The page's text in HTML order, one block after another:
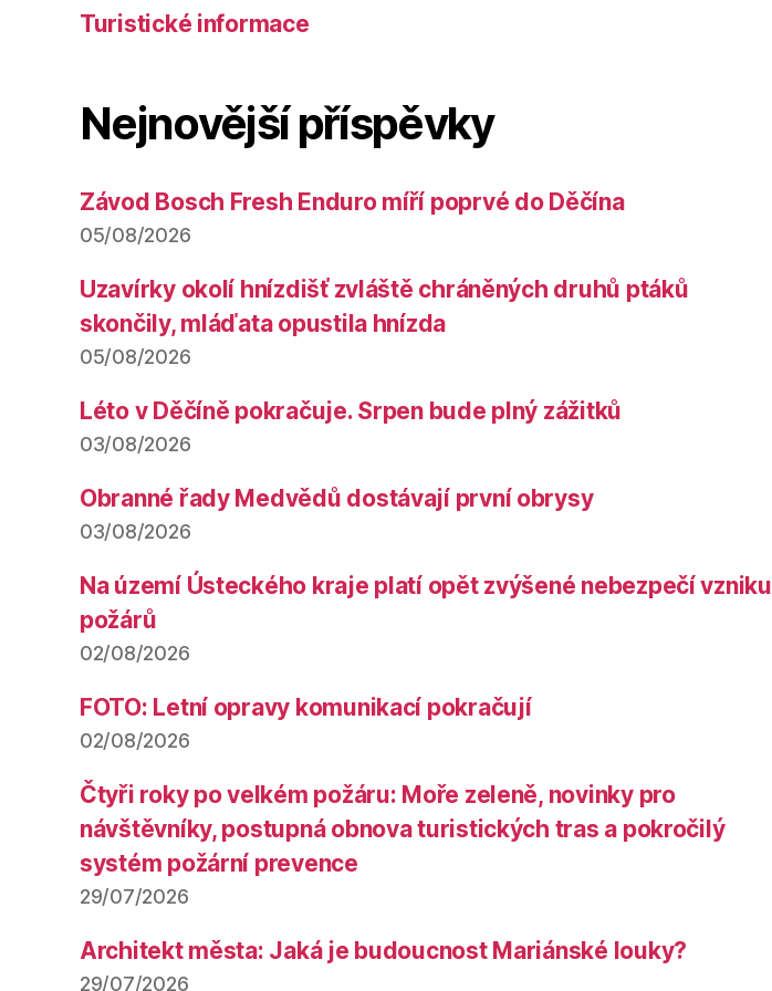
Turistické informace
Nejnovější příspěvky
Závod Bosch Fresh Enduro míří poprvé do Děčína
05/08/2026
Uzavírky okolí hnízdišť zvláště chráněných druhů ptáků
skončily, mláďata opustila hnízda
05/08/2026
Léto v Děčíně pokračuje. Srpen bude plný zážitků
03/08/2026
Obranné řady Medvědů dostávají první obrysy
03/08/2026
Na území Ústeckého kraje platí opět zvýšené nebezpečí vzniku
požárů
02/08/2026
FOTO: Letní opravy komunikací pokračují
02/08/2026
Čtyři roky po velkém požáru: Moře zeleně, novinky pro
návštěvníky, postupná obnova turistických tras a pokročilý
systém požární prevence
29/07/2026
Architekt města: Jaká je budoucnost Mariánské louky?
29/07/2026